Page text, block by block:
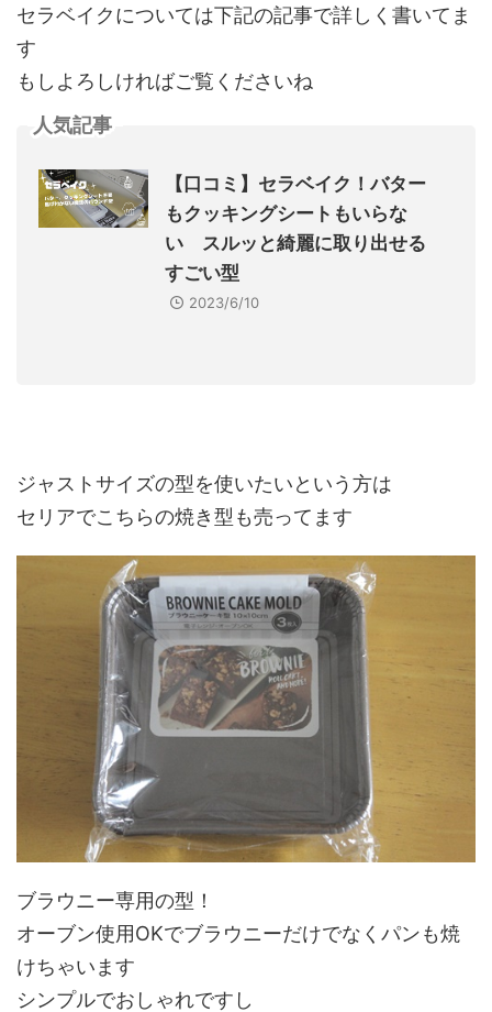
セラベイクについては下記の記事で詳しく書いてま
す
もしよろしければご覧くださいね
人気記事
【口コミ】セラベイク！バター
もクッキングシートもいらな
い スルッと綺麗に取り出せる
すごい型
2023/6/10
ジャストサイズの型を使いたいという方は
セリアでこちらの焼き型も売ってます
ブラウニー専用の型！
オーブン使用OKでブラウニーだけでなくパンも焼
けちゃいます
シンプルでおしゃれですし